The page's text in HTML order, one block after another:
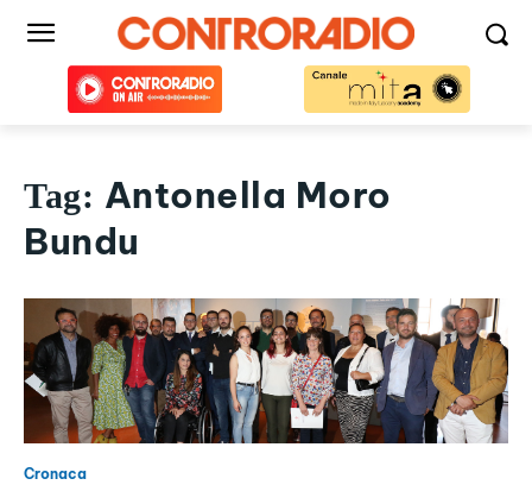
Tag: Antonella Moro
Bundu
Cronaca